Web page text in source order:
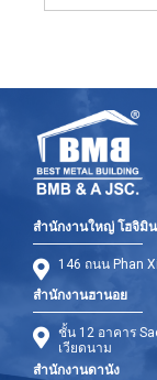
สำนักงานใหญ่ โฮจิมิ
146 ถนน Phan
สำนักงานฮานอย
ชั้น 12 อาคาร
เวียดนาม
สำนักงานดานัง